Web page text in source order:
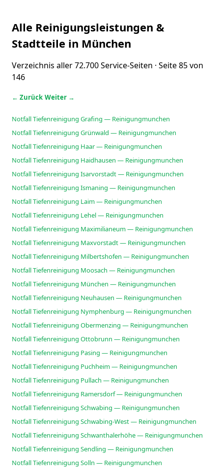
Alle Reinigungsleistungen &
Stadtteile in München
Verzeichnis aller 72.700 Service-Seiten · Seite 85 von
146
← Zurück Weiter →
Notfall Tiefenreinigung Grafing — Reinigungmunchen
Notfall Tiefenreinigung Grünwald — Reinigungmunchen
Notfall Tiefenreinigung Haar — Reinigungmunchen
Notfall Tiefenreinigung Haidhausen — Reinigungmunchen
Notfall Tiefenreinigung Isarvorstadt — Reinigungmunchen
Notfall Tiefenreinigung Ismaning — Reinigungmunchen
Notfall Tiefenreinigung Laim — Reinigungmunchen
Notfall Tiefenreinigung Lehel — Reinigungmunchen
Notfall Tiefenreinigung Maximilianeum — Reinigungmunchen
Notfall Tiefenreinigung Maxvorstadt — Reinigungmunchen
Notfall Tiefenreinigung Milbertshofen — Reinigungmunchen
Notfall Tiefenreinigung Moosach — Reinigungmunchen
Notfall Tiefenreinigung München — Reinigungmunchen
Notfall Tiefenreinigung Neuhausen — Reinigungmunchen
Notfall Tiefenreinigung Nymphenburg — Reinigungmunchen
Notfall Tiefenreinigung Obermenzing — Reinigungmunchen
Notfall Tiefenreinigung Ottobrunn — Reinigungmunchen
Notfall Tiefenreinigung Pasing — Reinigungmunchen
Notfall Tiefenreinigung Puchheim — Reinigungmunchen
Notfall Tiefenreinigung Pullach — Reinigungmunchen
Notfall Tiefenreinigung Ramersdorf — Reinigungmunchen
Notfall Tiefenreinigung Schwabing — Reinigungmunchen
Notfall Tiefenreinigung Schwabing-West — Reinigungmunchen
Notfall Tiefenreinigung Schwanthalerhöhe — Reinigungmunchen
Notfall Tiefenreinigung Sendling — Reinigungmunchen
Notfall Tiefenreinigung Solln — Reinigungmunchen